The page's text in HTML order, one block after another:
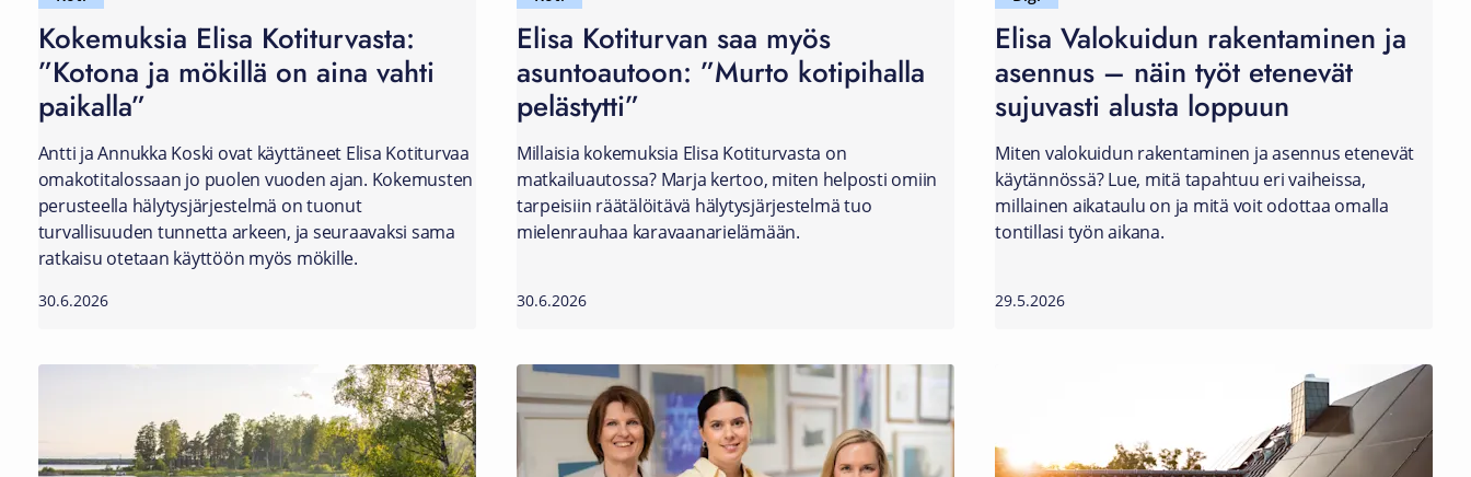
Kokemuksia Elisa Kotiturvasta:
”Kotona ja mökillä on aina vahti
paikalla”
Antti ja Annukka Koski ovat käyttäneet Elisa Kotiturvaa
omakotitalossaan jo puolen vuoden ajan. Kokemusten
perusteella hälytysjärjestelmä on tuonut
turvallisuuden tunnetta arkeen, ja seuraavaksi sama
ratkaisu otetaan käyttöön myös mökille.
30.6.2026
Elisa Kotiturvan saa myös
asuntoautoon: ”Murto kotipihalla
pelästytti”
Millaisia kokemuksia Elisa Kotiturvasta on
matkailuautossa? Marja kertoo, miten helposti omiin
tarpeisiin räätälöitävä hälytysjärjestelmä tuo
mielenrauhaa karavaanarielämään.
30.6.2026
Elisa Valokuidun rakentaminen ja
asennus – näin työt etenevät
sujuvasti alusta loppuun
Miten valokuidun rakentaminen ja asennus etenevät
käytännössä? Lue, mitä tapahtuu eri vaiheissa,
millainen aikataulu on ja mitä voit odottaa omalla
tontillasi työn aikana.
29.5.2026